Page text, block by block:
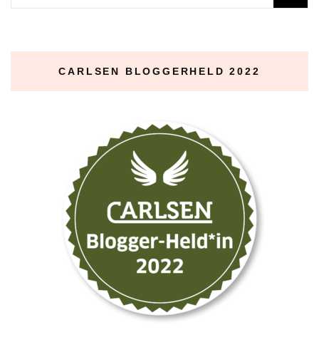
nach:
CARLSEN BLOGGERHELD 2022